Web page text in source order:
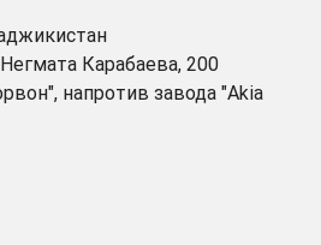
Карабаева, 200
напротив завода "Akia